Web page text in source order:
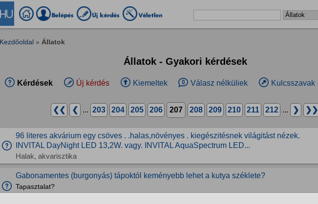
Kezdőoldal » Állatok
Állatok - Gyakori kérdések
Kérdések Új kérdés Kiemeltek Válasz nélküliek Kulcsszavak
❮❮ ❮ ... 203 204 205 206 207 208 209 210 211 212 ... ❯ ❯❯
96 literes akvárium egy csöves . .halas,növényes . kiegészitésnek világitást nézek.
INVITAL DayNight LED 13,2W. vagy. INVITAL AquaSpectrum LED...
Halak, akvarisztika
Gabonamentes (burgonyás) tápoktól keményebb lehet a kutya széklete?
Tapasztalat?